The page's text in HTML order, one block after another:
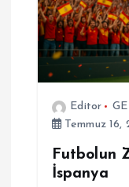
Editor
Temmuz 16,
Futbolun
İspanya